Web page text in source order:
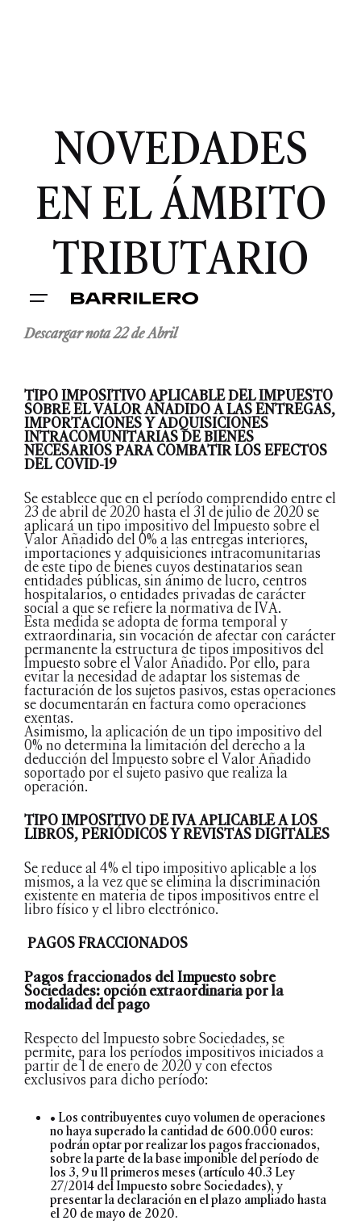
NOVEDADES
EN EL ÁMBITO
TRIBUTARIO
Descargar nota 22 de Abril
TIPO IMPOSITIVO APLICABLE DEL IMPUESTO
SOBRE EL VALOR AÑADIDO A LAS ENTREGAS,
IMPORTACIONES Y ADQUISICIONES
INTRACOMUNITARIAS DE BIENES
NECESARIOS PARA COMBATIR LOS EFECTOS
DEL COVID-19
Se establece que en el período comprendido entre el
23 de abril de 2020 hasta el 31 de julio de 2020 se
aplicará un tipo impositivo del Impuesto sobre el
Valor Añadido del 0% a las entregas interiores,
importaciones y adquisiciones intracomunitarias
de este tipo de bienes cuyos destinatarios sean
entidades públicas, sin ánimo de lucro, centros
hospitalarios, o entidades privadas de carácter
social a que se refiere la normativa de IVA.
Esta medida se adopta de forma temporal y
extraordinaria, sin vocación de afectar con carácter
permanente la estructura de tipos impositivos del
Impuesto sobre el Valor Añadido. Por ello, para
evitar la necesidad de adaptar los sistemas de
facturación de los sujetos pasivos, estas operaciones
se documentarán en factura como operaciones
exentas.
Asimismo, la aplicación de un tipo impositivo del
0% no determina la limitación del derecho a la
deducción del Impuesto sobre el Valor Añadido
soportado por el sujeto pasivo que realiza la
operación.
TIPO IMPOSITIVO DE IVA APLICABLE A LOS
LIBROS, PERIÓDICOS Y REVISTAS DIGITALES
Se reduce al 4% el tipo impositivo aplicable a los
mismos, a la vez que se elimina la discriminación
existente en materia de tipos impositivos entre el
libro físico y el libro electrónico.
PAGOS FRACCIONADOS
Pagos fraccionados del Impuesto sobre
Sociedades: opción extraordinaria por la
modalidad del pago
Respecto del Impuesto sobre Sociedades, se
permite, para los períodos impositivos iniciados a
partir de 1 de enero de 2020 y con efectos
exclusivos para dicho período:
• Los contribuyentes cuyo volumen de operaciones
no haya superado la cantidad de 600.000 euros:
podrán optar por realizar los pagos fraccionados,
sobre la parte de la base imponible del período de
los 3, 9 u 11 primeros meses (artículo 40.3 Ley
27/2014 del Impuesto sobre Sociedades), y
presentar la declaración en el plazo ampliado hasta
el 20 de mayo de 2020.